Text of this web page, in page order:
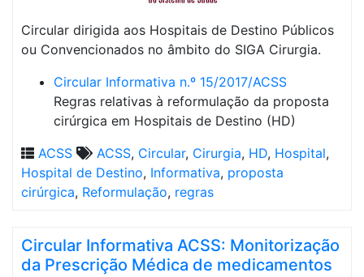
Circular dirigida aos Hospitais de Destino Públicos
ou Convencionados no âmbito do SIGA Cirurgia.
Circular Informativa n.º 15/2017/ACSS
Regras relativas à reformulação da proposta
cirúrgica em Hospitais de Destino (HD)
ACSS
ACSS, Circular, Cirurgia, HD, Hospital,
Hospital de Destino, Informativa, proposta
cirúrgica, Reformulação, regras
Circular Informativa ACSS: Monitorização
da Prescrição Médica de medicamentos